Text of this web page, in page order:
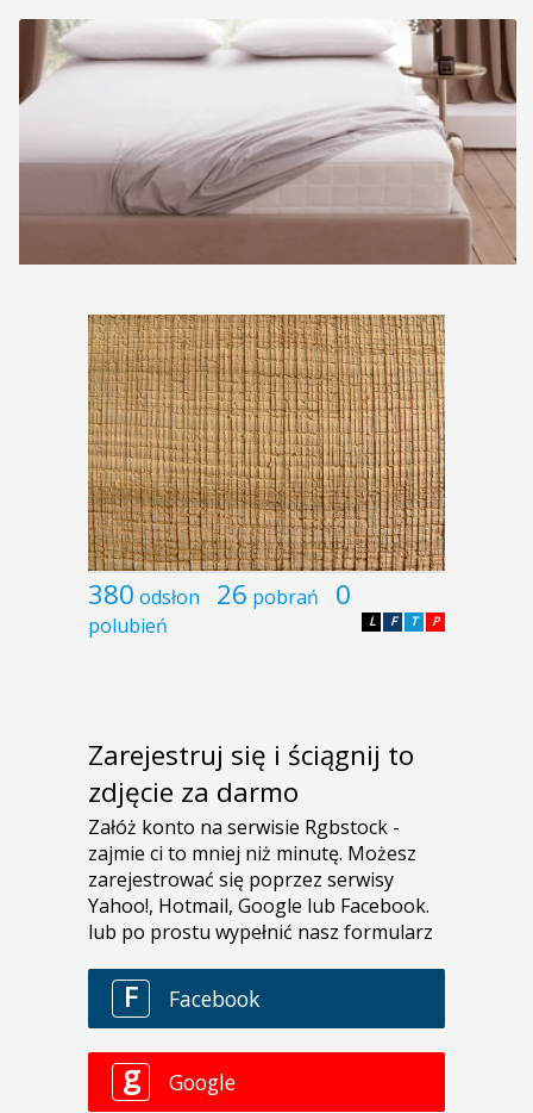
380 odsłon 26 pobrań 0
polubień P
T
F
L
Zarejestruj się i ściągnij to
zdjęcie za darmo